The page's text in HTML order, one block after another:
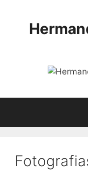
contenido